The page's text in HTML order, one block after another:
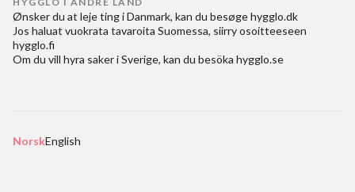
Ønsker du at leje ting i Danmark, kan du besøgehygglo.dk
Jos haluat vuokrata tavaroita Suomessa, siirry osoitteeseen
hygglo.fi
Om du vill hyra saker i Sverige, kan du besöka hygglo.se
NorskEnglish